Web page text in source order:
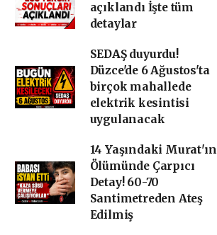
açıklandı İşte tüm
detaylar
SEDAŞ duyurdu!
Düzce'de 6 Ağustos'ta
birçok mahallede
elektrik kesintisi
uygulanacak
14 Yaşındaki Murat'ın
Ölümünde Çarpıcı
Detay! 60-70
Santimetreden Ateş
Edilmiş